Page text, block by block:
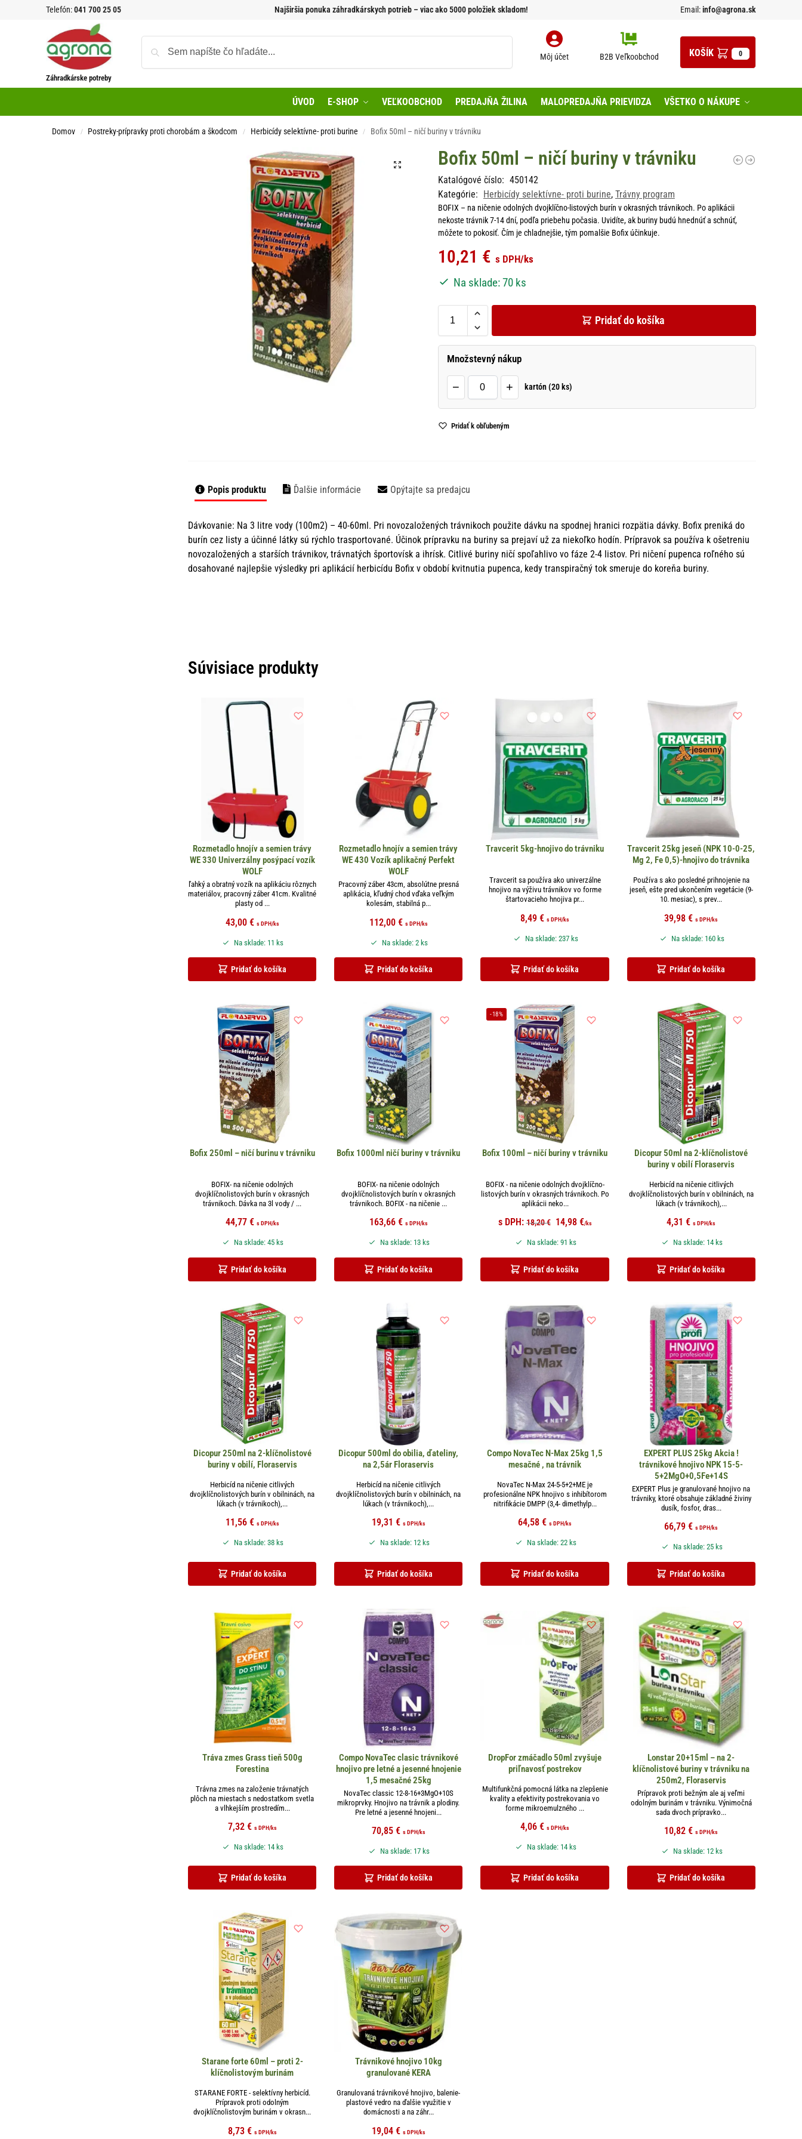
Telefón:041 700 25 05 Najširšia ponuka záhradkárskych potrieb – viac ako 5000 položiek skladom! Email:info@agrona.sk
Záhradkárske potreby
Môj účet B2B Veľkoobchod 0
ÚVOD E-SHOP VEĽKOOBCHOD PREDAJŇA ŽILINA MALOPREDAJŇA PRIEVIDZA VŠETKO O NÁKUPE
Domov / Postreky-prípravky proti chorobám a škodcom / Herbicídy selektívne- proti burine / Bofix 50ml – ničí buriny v trávniku
Bofix 50ml – ničí buriny v trávniku
Katalógové číslo: 450142
Kategórie: Herbicídy selektívne- proti burine, Trávny program
BOFIX – na ničenie odolných dvojklíčno-listových burín v okrasných trávnikoch. Po aplikácii
nekoste trávnik 7-14 dní, podľa priebehu počasia. Uvidíte, ak buriny budú hnednúť a schnúť,
môžete to pokosiť. Čím je chladnejšie, tým pomalšie Bofix účinkuje.
10,21 € s DPH/ks
Na sklade: 70 ks
Pridať do košíka
Množstevný nákup
kartón (20 ks)
− +
Pridať k obľubeným
Popis produktu Ďalšie informácie Opýtajte sa predajcu
Dávkovanie: Na 3 litre vody (100m2) – 40-60ml. Pri novozaložených trávnikoch použite dávku na spodnej hranici rozpätia dávky. Bofix preniká do
burín cez listy a účinné látky sú rýchlo trasportované. Účinok prípravku na buriny sa prejaví už za niekoľko hodín. Prípravok sa používa k ošetreniu
novozaložených a starších trávnikov, trávnatých športovísk a ihrísk. Citlivé buriny ničí spoľahlivo vo fáze 2-4 listov. Pri ničení pupenca roľného sú
dosahované najlepšie výsledky pri aplikácií herbicídu Bofix v období kvitnutia pupenca, kedy transpiračný tok smeruje do koreňa buriny.
Súvisiace produkty
Rozmetadlo hnojív a semien trávy
WE 330 Univerzálny posýpací vozík
WOLF
ľahký a obratný vozík na aplikáciu rôznych
materiálov, pracovný záber 41cm. Kvalitné
plasty od ...
43,00 € s DPH/ks
Pridať do košíka
Na sklade: 11 ks
Rozmetadlo hnojív a semien trávy
WE 430 Vozík aplikačný Perfekt
WOLF
Pracovný záber 43cm, absolútne presná
aplikácia, kľudný chod vďaka veľkým
kolesám, stabilná p...
112,00 € s DPH/ks
Pridať do košíka
Na sklade: 2 ks
Travcerit 5kg-hnojivo do trávniku
Travcerit sa používa ako univerzálne
hnojivo na výživu trávnikov vo forme
štartovacieho hnojiva pr...
8,49 € s DPH/ks
Pridať do košíka
Na sklade: 237 ks
Travcerit 25kg jeseň (NPK 10-0-25,
Mg 2, Fe 0,5)-hnojivo do trávnika
Používa s ako posledné prihnojenie na
jeseň, ešte pred ukončením vegetácie (9-
10. mesiac), s prev...
39,98€ s DPH/ks
Pridať do košíka
Na sklade: 160 ks
Bofix 250ml – ničí burinu v trávniku
BOFIX- na ničenie odolných
dvojklíčnolistových burín v okrasných
trávnikoch. Dávka na 3l vody / ...
44,77 € s DPH/ks
Pridať do košíka
Na sklade: 45 ks
Bofix 1000ml ničí buriny v trávniku
BOFIX- na ničenie odolných
dvojklíčnolistových burín v okrasných
trávnikoch. BOFIX - na ničenie ...
163,66 € s DPH/ks
Pridať do košíka
Na sklade: 13 ks
-18%
Bofix 100ml – ničí buriny v trávniku
BOFIX - na ničenie odolných dvojklíčno-
listových burín v okrasných trávnikoch. Po
aplikácii neko...
s DPH:18,20€ 14,98 €/ks
Pridať do košíka
Na sklade: 91 ks
Dicopur 50ml na 2-klíčnolistové
buriny v obilí Floraservis
Herbicíd na ničenie citlivých
dvojklíčnolistových burín v obilninách, na
lúkach (v trávnikoch),...
4,31€ s DPH/ks
Pridať do košíka
Na sklade: 14 ks
Dicopur 250ml na 2-klíčnolistové
buriny v obilí, Floraservis
Herbicíd na ničenie citlivých
dvojklíčnolistových burín v obilninách, na
lúkach (v trávnikoch),...
11,56 € s DPH/ks
Pridať do košíka
Na sklade: 38 ks
Dicopur 500ml do obilia, ďateliny,
na 2,5ár Floraservis
Herbicíd na ničenie citlivých
dvojklíčnolistových burín v obilninách, na
lúkach (v trávnikoch),...
19,31 € s DPH/ks
Pridať do košíka
Na sklade: 12 ks
Compo NovaTec N-Max 25kg 1,5
mesačné , na trávnik
NovaTec N-Max 24-5-5+2+ME je
profesionálne NPK hnojivo s inhibítorom
nitrifikácie DMPP (3,4- dimethylp...
64,58 € s DPH/ks
Pridať do košíka
Na sklade: 22 ks
EXPERT PLUS 25kg Akcia !
trávnikové hnojivo NPK 15-5-
5+2MgO+0,5Fe+14S
EXPERT Plus je granulované hnojivo na
trávniky, ktoré obsahuje základné živiny
dusík, fosfor, dras...
66,79€ s DPH/ks
Pridať do košíka
Na sklade: 25 ks
Tráva zmes Grass tieň 500g
Forestina
Trávna zmes na založenie trávnatých
plôch na miestach s nedostatkom svetla
a vlhkejším prostredím...
7,32 € s DPH/ks
Pridať do košíka
Na sklade: 14 ks
Compo NovaTec clasic trávnikové
hnojivo pre letné a jesenné hnojenie
1,5 mesačné 25kg
NovaTec classic 12-8-16+3MgO+10S
mikroprvky. Hnojivo na trávnik a plodiny.
Pre letné a jesenné hnojeni...
70,85 € s DPH/ks
Pridať do košíka
Na sklade: 17 ks
DropFor zmáčadlo 50ml zvyšuje
priľnavosť postrekov
Multifunkčná pomocná látka na zlepšenie
kvality a efektivity postrekovania vo
forme mikroemulzného ...
4,06 € s DPH/ks
Pridať do košíka
Na sklade: 14 ks
Lonstar 20+15ml – na 2-
klíčnolistové buriny v trávniku na
250m2, Floraservis
Prípravok proti bežným ale aj veľmi
odolným burinám v trávniku. Výnimočná
sada dvoch prípravko...
10,82€ s DPH/ks
Pridať do košíka
Na sklade: 12 ks
Starane forte 60ml – proti 2-
klíčnolistovým burinám
STARANE FORTE - selektívny herbicíd.
Prípravok proti odolným
dvojklíčnolistovým burinám v okrasn...
8,73 € s DPH/ks
Trávnikové hnojivo 10kg
granulované KERA
Granulovaná trávnikové hnojivo, balenie-
plastové vedro na ďalšie využitie v
domácnosti a na záhr...
19,04 € s DPH/ks